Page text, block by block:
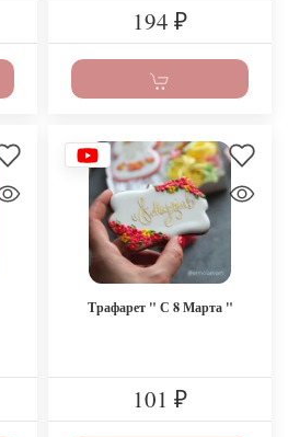
194 ₽
Трафарет " С 8 Марта "
101 ₽